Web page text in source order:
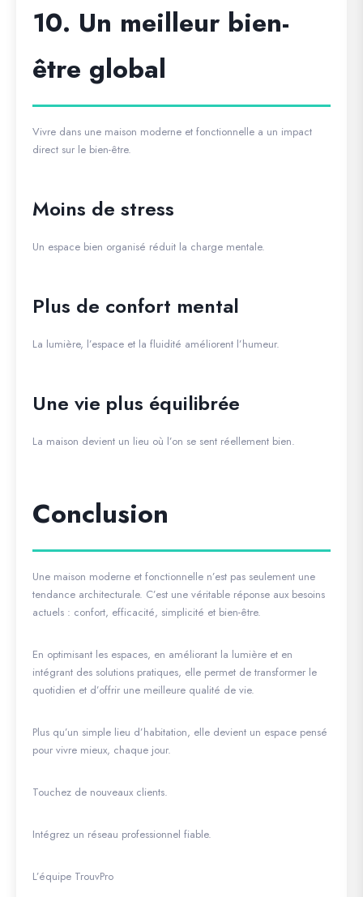
10. Un meilleur bien-
être global
Vivre dans une maison moderne et fonctionnelle a un impact
direct sur le bien-être.
Moins de stress
Un espace bien organisé réduit la charge mentale.
Plus de confort mental
La lumière, l’espace et la fluidité améliorent l’humeur.
Une vie plus équilibrée
La maison devient un lieu où l’on se sent réellement bien.
Conclusion
Une maison moderne et fonctionnelle n’est pas seulement une
tendance architecturale. C’est une véritable réponse aux besoins
actuels : confort, efficacité, simplicité et bien-être.
En optimisant les espaces, en améliorant la lumière et en
intégrant des solutions pratiques, elle permet de transformer le
quotidien et d’offrir une meilleure qualité de vie.
Plus qu’un simple lieu d’habitation, elle devient un espace pensé
pour vivre mieux, chaque jour.
Touchez de nouveaux clients.
Intégrez un réseau professionnel fiable.
L’équipe TrouvPro